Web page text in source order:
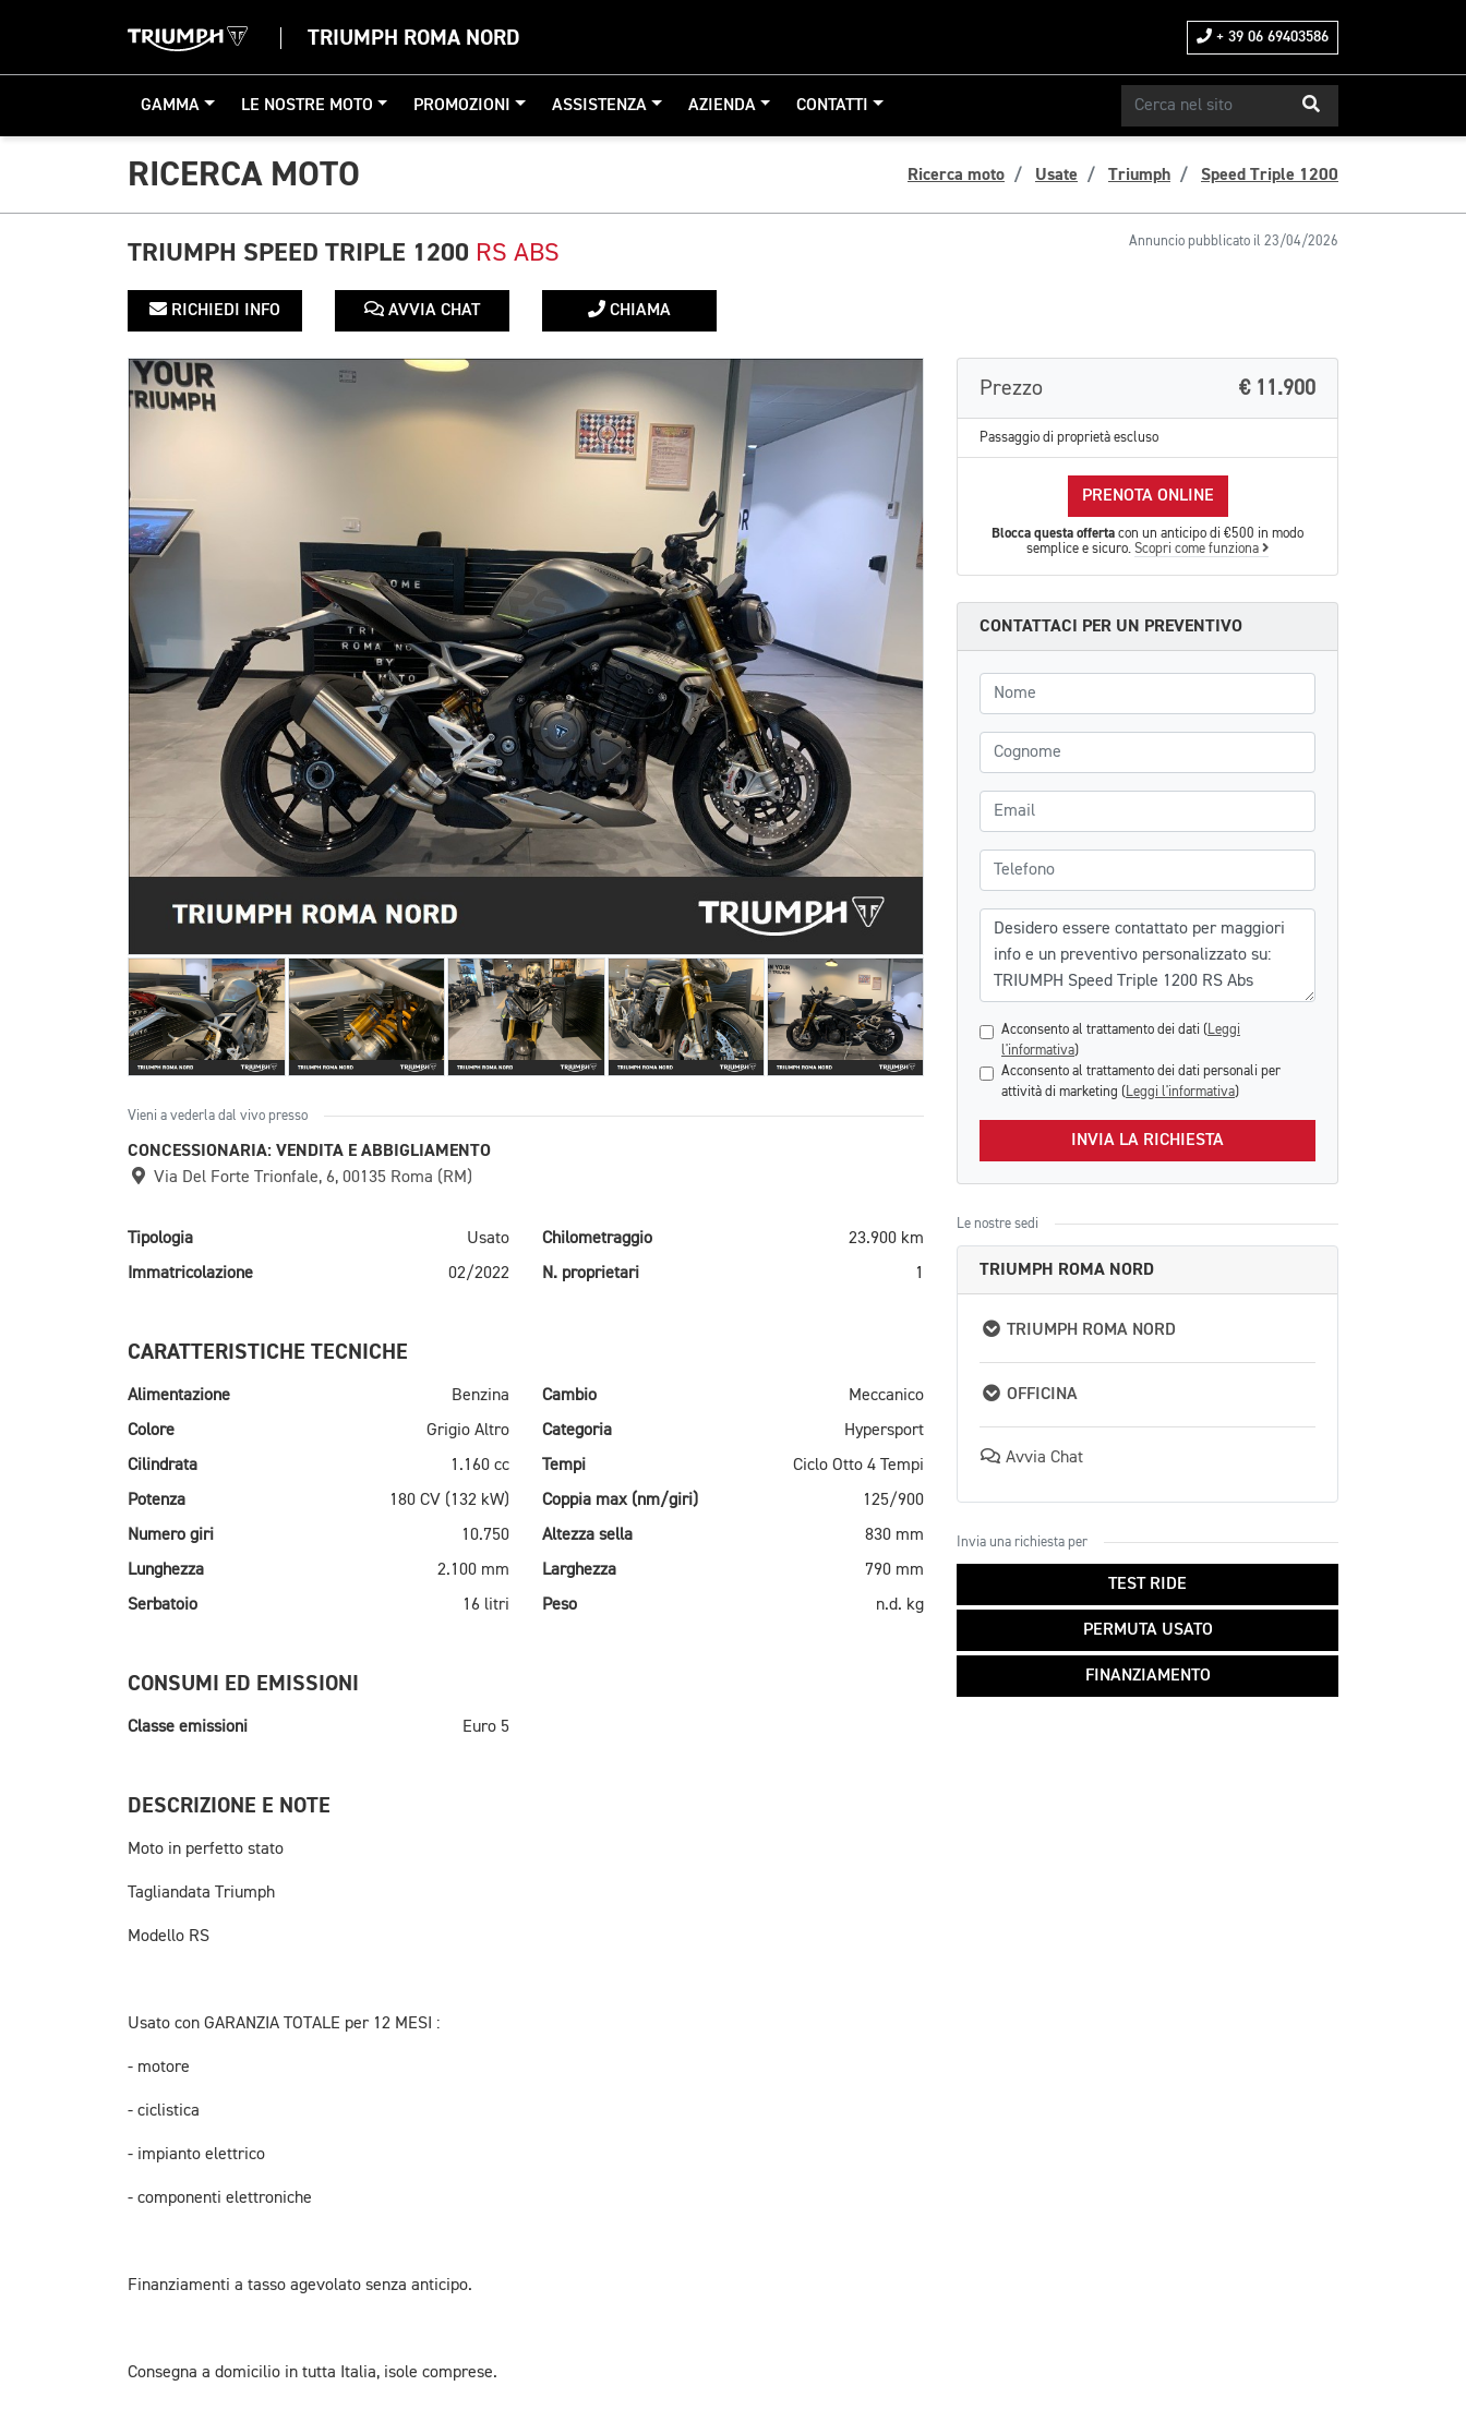
TRIUMPH ROMA NORD + 39 06 69403586
GAMMA LE NOSTRE MOTO PROMOZIONI ASSISTENZA AZIENDA CONTATTI
RICERCA MOTO Ricerca moto Usate Triumph Speed Triple 1200
Annuncio pubblicato il 23/04/2026
TRIUMPH SPEED TRIPLE 1200 RS ABS
RICHIEDI INFO AVVIA CHAT CHIAMA
Vieni a vederla dal vivo presso
CONCESSIONARIA: VENDITA E ABBIGLIAMENTO
Via Del Forte Trionfale, 6, 00135 Roma (RM)
Tipologia Usato Chilometraggio
23.900 km
Immatricolazione
02/2022 N. proprietari 1
CARATTERISTICHE TECNICHE
Alimentazione Benzina Cambio
Meccanico
Colore
Grigio Altro Categoria
Hypersport
Cilindrata
1.160 cc Tempi
Ciclo Otto 4 Tempi
Potenza
180 CV (132 kW) Coppia max (nm/giri)
125/900
Numero giri
10.750 Altezza sella
830 mm
Lunghezza
2.100 mm Larghezza
790 mm
Serbatoio
16 litri Peso n.d. kg
CONSUMI ED EMISSIONI
Classe emissioni Euro 5
DESCRIZIONE E NOTE
Moto in perfetto stato
Tagliandata Triumph
Modello RS
Usato con GARANZIA TOTALE per 12 MESI :
- motore
- ciclistica
- impianto elettrico
- componenti elettroniche
Finanziamenti a tasso agevolato senza anticipo.
Consegna a domicilio in tutta Italia, isole comprese.
Prezzo € 11.900
Passaggio di proprietà escluso
PRENOTA ONLINE
Blocca questa offerta con un anticipo di €500 in modo
semplice e sicuro. Scopri come funziona
CONTATTACI PER UN PREVENTIVO
Nome
Cognome
Email
Telefono
Messaggio
Acconsento al trattamento dei dati ( Leggi
l'informativa)
Acconsento al trattamento dei dati personali per
attività di marketing ( Leggi l'informativa)
INVIA LA RICHIESTA
Le nostre sedi
TRIUMPH ROMA NORD
TRIUMPH ROMA NORD
OFFICINA
Avvia Chat
Invia una richiesta per
TEST RIDE
PERMUTA USATO
FINANZIAMENTO